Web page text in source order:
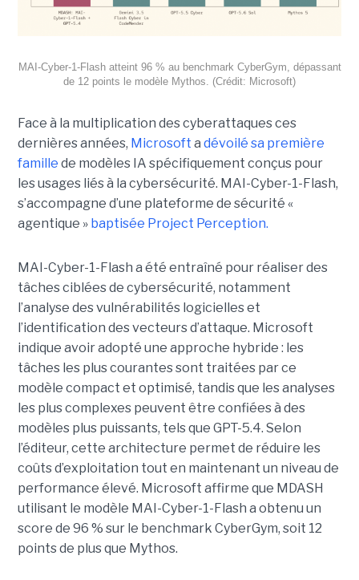
MAI-Cyber-1-Flash atteint 96 % au benchmark CyberGym, dépassant
de 12 points le modèle Mythos. (Crédit: Microsoft)
Face à la multiplication des cyberattaques ces
dernières années, Microsoft a dévoilé sa première
famille de modèles IA spécifiquement conçus pour
les usages liés à la cybersécurité. MAI-Cyber-1-Flash,
s’accompagne d’une plateforme de sécurité «
agentique » baptisée Project Perception.
MAI-Cyber-1-Flash a été entraîné pour réaliser des
tâches ciblées de cybersécurité, notamment
l’analyse des vulnérabilités logicielles et
l’identification des vecteurs d’attaque. Microsoft
indique avoir adopté une approche hybride : les
tâches les plus courantes sont traitées par ce
modèle compact et optimisé, tandis que les analyses
les plus complexes peuvent être confiées à des
modèles plus puissants, tels que GPT-5.4. Selon
l’éditeur, cette architecture permet de réduire les
coûts d’exploitation tout en maintenant un niveau de
performance élevé. Microsoft affirme que MDASH
utilisant le modèle MAI-Cyber-1-Flash a obtenu un
score de 96 % sur le benchmark CyberGym, soit 12
points de plus que Mythos.